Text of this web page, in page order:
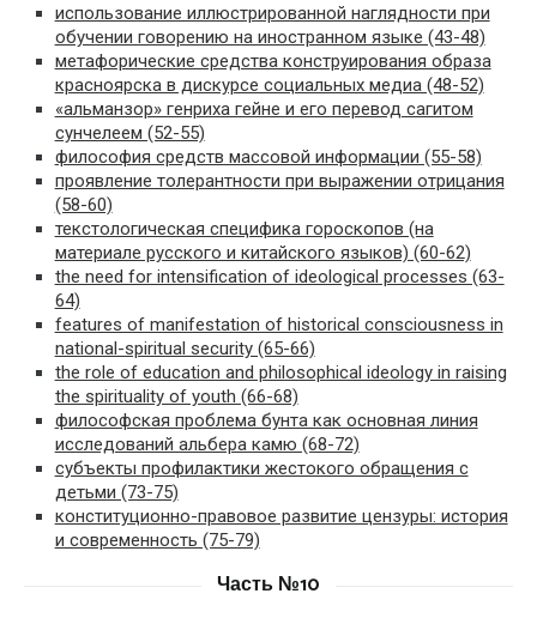
использование иллюстрированной наглядности при
обучении говорению на иностранном языке (43-48)
метафорические средства конструирования образа
красноярска в дискурсе социальных медиа (48-52)
«альманзор» генриха гейне и его перевод сагитом
сунчелеем (52-55)
философия средств массовой информации (55-58)
проявление толерантности при выражении отрицания
(58-60)
текстологическая специфика гороскопов (на
материале русского и китайского языков) (60-62)
the need for intensification of ideological processes (63-
64)
features of manifestation of historical consciousness in
national-spiritual security (65-66)
the role of education and philosophical ideology in raising
the spirituality of youth (66-68)
философская проблема бунта как основная линия
исследований альбера камю (68-72)
субъекты профилактики жестокого обращения с
детьми (73-75)
конституционно-правовое развитие цензуры: история
и современность (75-79)
Часть №10